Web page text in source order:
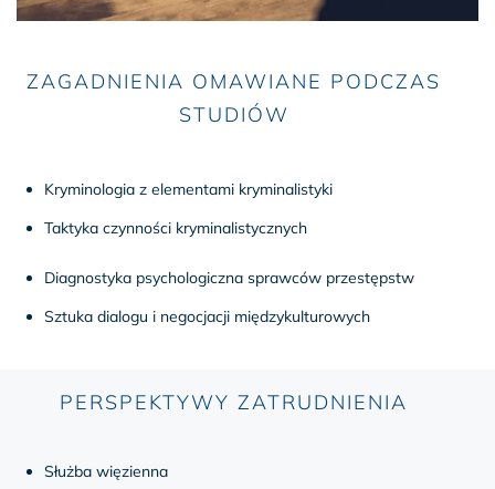
ZAGADNIENIA OMAWIANE PODCZAS
STUDIÓW
Kryminologia z elementami kryminalistyki
Taktyka czynności kryminalistycznych
Diagnostyka psychologiczna sprawców przestępstw
Sztuka dialogu i negocjacji międzykulturowych
PERSPEKTYWY ZATRUDNIENIA
Służba więzienna